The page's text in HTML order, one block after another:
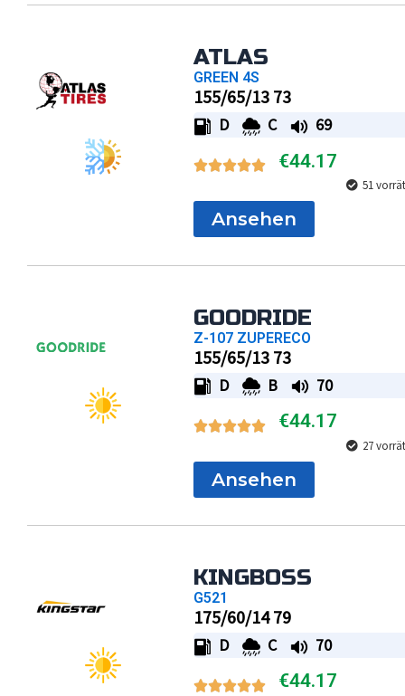
ATLAS
GREEN 4S
155/65/13 73
D C 69
€44.17
51
Ansehen
GOODRIDE
Z-107 ZUPERECO
155/65/13 73
D B 70
€44.17
27
Ansehen
KINGBOSS
G521
175/60/14 79
D C 70
€44.17